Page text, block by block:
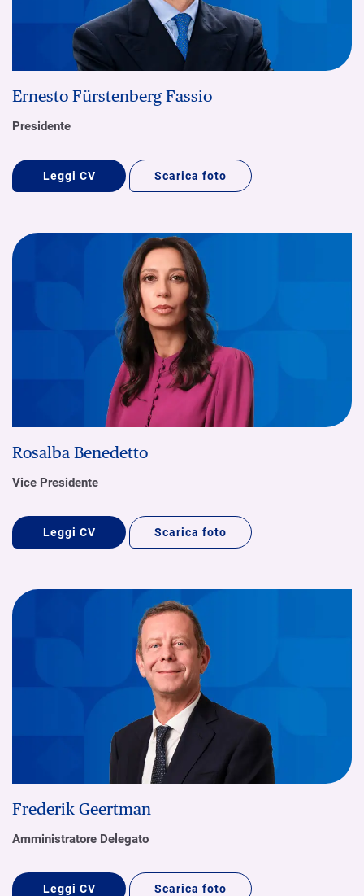
Ernesto Fürstenberg Fassio
Presidente
Leggi CV Scarica foto
Rosalba Benedetto
Vice Presidente
Leggi CV Scarica foto
Frederik Geertman
Amministratore Delegato
Leggi CV Scarica foto